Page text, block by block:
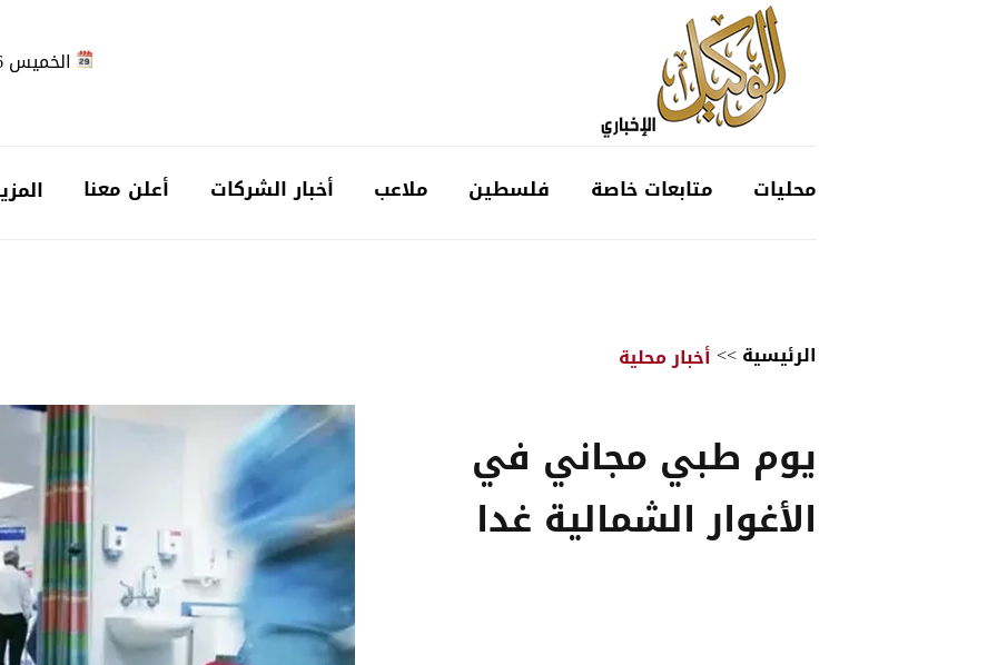
الخميس 2026-08-06
محليات متابعات خاصة فلسطين ملاعب أخبار الشركات أعلن معنا
الرئيسية>>أخبار محلية
يوم طبي مجاني في
الأغوار الشمالية غدا